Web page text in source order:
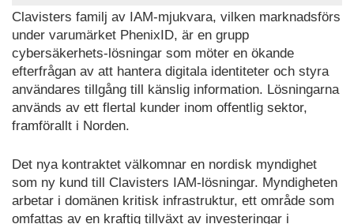
Clavisters familj av IAM-mjukvara, vilken marknadsförs
under varumärket PhenixID, är en grupp
cybersäkerhets-lösningar som möter en ökande
efterfrågan av att hantera digitala identiteter och styra
användares tillgång till känslig information. Lösningarna
används av ett flertal kunder inom offentlig sektor,
framförallt i Norden.
Det nya kontraktet välkomnar en nordisk myndighet
som ny kund till Clavisters IAM-lösningar. Myndigheten
arbetar i domänen kritisk infrastruktur, ett område som
omfattas av en kraftig tillväxt av investeringar i